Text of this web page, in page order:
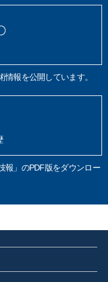
報を公開しています。
報」のPDF版をダウンロー